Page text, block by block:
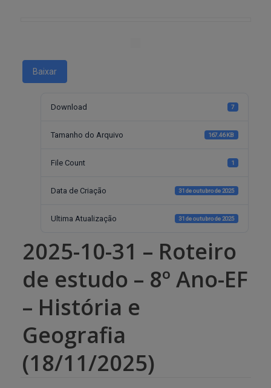
Baixar
Download 7
Tamanho do Arquivo 167.46 KB
File Count 1
Data de Criação 31 de outubro de 2025
Ultima Atualização 31 de outubro de 2025
2025-10-31 – Roteiro
de estudo – 8º Ano-EF
– História e
Geografia
(18/11/2025)